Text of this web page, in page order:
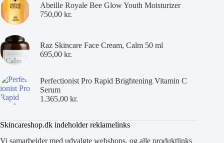
Abeille Royale Bee Glow Youth Moisturizer
750,00 kr.
Raz Skincare Face Cream, Calm 50 ml
695,00 kr.
Perfectionist Pro Rapid Brightening Vitamin C
Serum
1.365,00 kr.
Skincareshop.dk indeholder reklamelinks
Vi samarbejder med udvalgte webshops, og alle produktlinks